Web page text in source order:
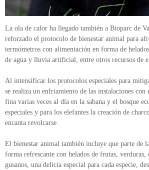
La ola de calor ha llegado también a Bioparc de
reforzado el protocolo de bienestar animal para
termómetros con alimentación en forma de
de agua y lluvia artificial, entre otros recursos de
Al intensificar los protocolos especiales para
se realiza un enfriamiento de las instalaciones
fina varias veces al día en la sabana y el bosque
especiales y para los elefantes la creación de
encanta revolcarse.
El bienestar animal también incluye que parte de
forma refrescante con helados de frutas, verduras,
gusanos, una delicia especial para cada especie,